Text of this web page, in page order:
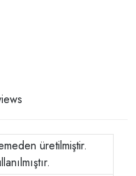
üretilmiştir.